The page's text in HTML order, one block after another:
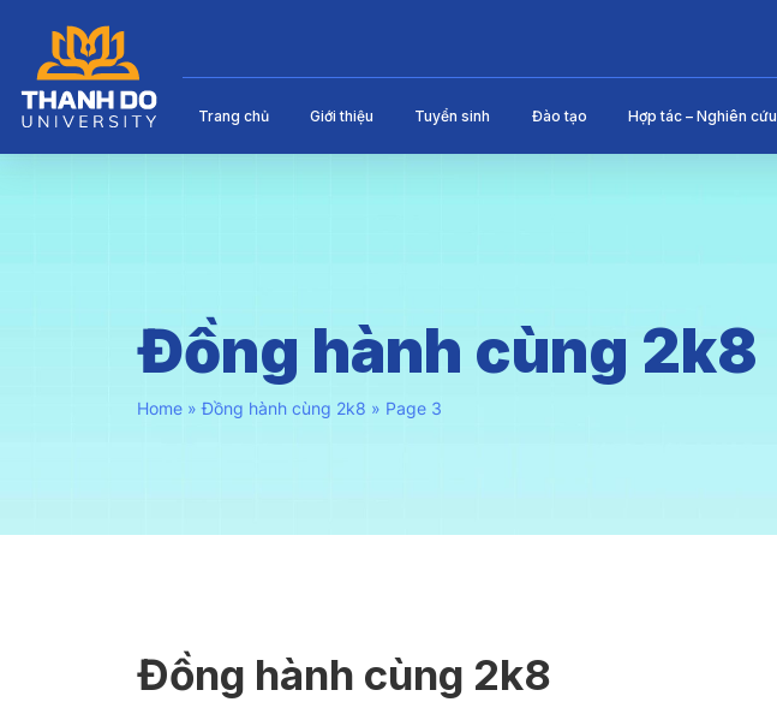
Trang chủ Giới thiệu Tuyển sinh Đào tạo Hợp tác – Nghiên cứu
Đồng hành cùng 2k8
Home »Đồng hành cùng 2k8 » Page 3
Đồng hành cùng 2k8